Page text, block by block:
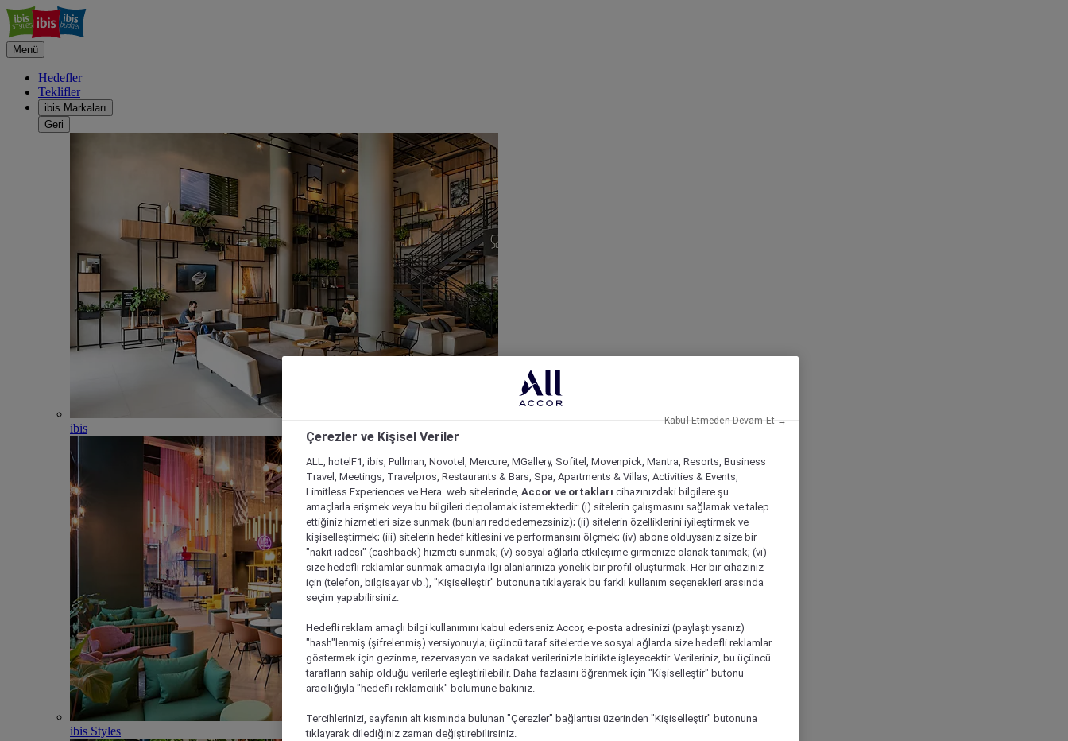
Menü
Hedefler
Teklifler
ibis Markaları
Geri
ibis
ibis Styles
Çerezler ve Kişisel Veriler
ALL, hotelF1, ibis, Pullman, Novotel, Mercure, MGallery, Sofitel, Movenpick, Mantra, Resorts, Business
Travel, Meetings, Travelpros, Restaurants & Bars, Spa, Apartments & Villas, Activities & Events,
Limitless Experiences ve Hera. web sitelerinde, Accor ve ortakları cihazınızdaki bilgilere şu
amaçlarla erişmek veya bu bilgileri depolamak istemektedir: (i) sitelerin çalışmasını sağlamak ve talep
ettiğiniz hizmetleri size sunmak (bunları reddedemezsiniz); (ii) sitelerin özelliklerini iyileştirmek ve
kişiselleştirmek; (iii) sitelerin hedef kitlesini ve performansını ölçmek; (iv) abone olduysanız size bir
"nakit iadesi" (cashback) hizmeti sunmak; (v) sosyal ağlarla etkileşime girmenize olanak tanımak; (vi)
size hedefli reklamlar sunmak amacıyla ilgi alanlarınıza yönelik bir profil oluşturmak. Her bir cihazınız
için (telefon, bilgisayar vb.), "Kişiselleştir" butonuna tıklayarak bu farklı kullanım seçenekleri arasında
seçim yapabilirsiniz.
Hedefli reklam amaçlı bilgi kullanımını kabul ederseniz Accor, e-posta adresinizi (paylaştıysanız)
"hash"lenmiş (şifrelenmiş) versiyonuyla; üçüncü taraf sitelerde ve sosyal ağlarda size hedefli reklamlar
göstermek için gezinme, rezervasyon ve sadakat verilerinizle birlikte işleyecektir. Verileriniz, bu üçüncü
tarafların sahip olduğu verilerle eşleştirilebilir. Daha fazlasını öğrenmek için "Kişiselleştir" butonu
aracılığıyla "hedefli reklamcılık" bölümüne bakınız.
Tercihlerinizi, sayfanın alt kısmında bulunan "Çerezler" bağlantısı üzerinden "Kişiselleştir" butonuna
tıklayarak dilediğiniz zaman değiştirebilirsiniz.
Kabul Etmeden Devam Et →